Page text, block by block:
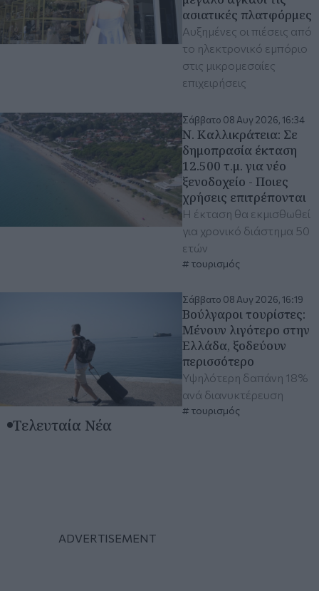
ασιατικές πλατφόρμες
Αυξημένες οι πιέσεις από
το ηλεκτρονικό εμπόριο
στις μικρομεσαίες
επιχειρήσεις
Σάββατο 08 Αυγ 2026, 16:34
Ν. Καλλικράτεια: Σε
δημοπρασία έκταση
12.500 τ.μ. για νέο
ξενοδοχείο - Ποιες
χρήσεις επιτρέπονται
Η έκταση θα εκμισθωθεί
για χρονικό διάστημα 50
ετών
τουρισμός
Σάββατο 08 Αυγ 2026, 16:19
Βούλγαροι τουρίστες:
Μένουν λιγότερο στην
Ελλάδα, ξοδεύουν
περισσότερο
Υψηλότερη δαπάνη 18%
ανά διανυκτέρευση
τουρισμός
Τελευταία Νέα